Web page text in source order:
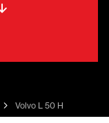
Volvo L 50 H